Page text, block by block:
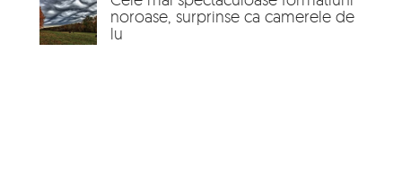
noroase, surprinse ca camerele de
lu